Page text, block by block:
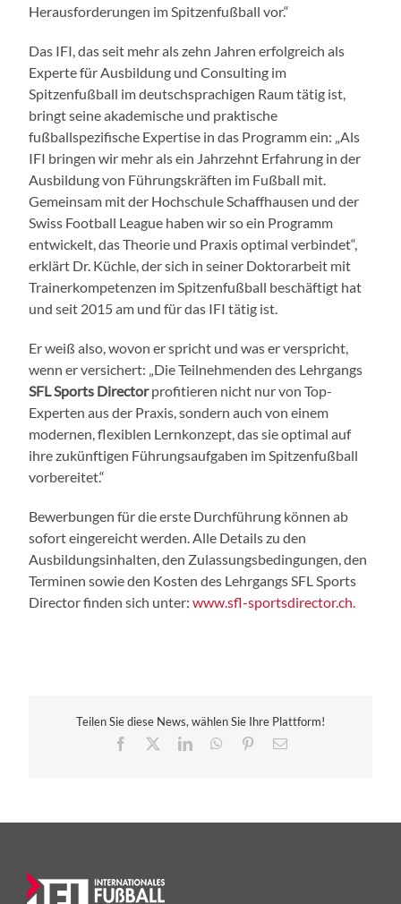
Herausforderungen im Spitzenfußball vor.“
Das IFI, das seit mehr als zehn Jahren erfolgreich als
Experte für Ausbildung und Consulting im
Spitzenfußball im deutschsprachigen Raum tätig ist,
bringt seine akademische und praktische
fußballspezifische Expertise in das Programm ein: „Als
IFI bringen wir mehr als ein Jahrzehnt Erfahrung in der
Ausbildung von Führungskräften im Fußball mit.
Gemeinsam mit der Hochschule Schaffhausen und der
Swiss Football League haben wir so ein Programm
entwickelt, das Theorie und Praxis optimal verbindet“,
erklärt Dr. Küchle, der sich in seiner Doktorarbeit mit
Trainerkompetenzen im Spitzenfußball beschäftigt hat
und seit 2015 am und für das IFI tätig ist.
Er weiß also, wovon er spricht und was er verspricht,
wenn er versichert: „Die Teilnehmenden des Lehrgangs
SFL Sports Directorprofitieren nicht nur von Top-
Experten aus der Praxis, sondern auch von einem
modernen, flexiblen Lernkonzept, das sie optimal auf
ihre zukünftigen Führungsaufgaben im Spitzenfußball
vorbereitet.“
Bewerbungen für die erste Durchführung können ab
sofort eingereicht werden. Alle Details zu den
Ausbildungsinhalten, den Zulassungsbedingungen, den
Terminen sowie den Kosten des Lehrgangs SFL Sports
Director finden sich unter: www.sfl-sportsdirector.ch.
Teilen Sie diese News, wählen Sie Ihre Plattform!
Facebook
LinkedInWhatsApp
Pinterest
E-